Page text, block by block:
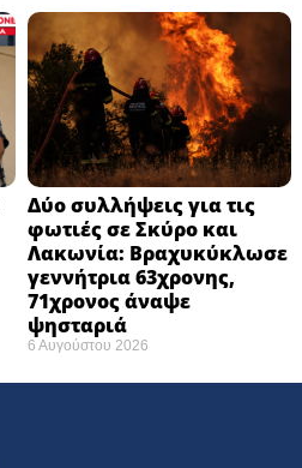
Δύο συλλήψεις για τις
φωτιές σε Σκύρο και
Λακωνία: Βραχυκύκλωσε
γεννήτρια 63χρονης,
71χρονος άναψε
ψησταριά
6 Αυγούστου 2026